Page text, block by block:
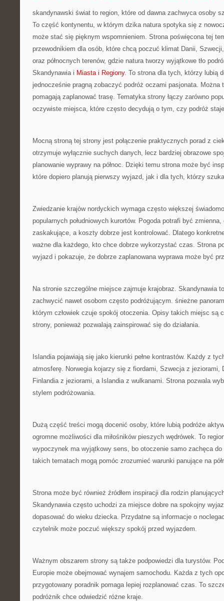
skandynawski świat to region, które od dawna zachwyca osoby
To część kontynentu, w którym dzika natura spotyka się z
może stać się pięknym wspomnieniem. Strona poświęcona tej
przewodnikiem dla osób, które chcą poczuć klimat Danii,
oraz północnych terenów, gdzie natura tworzy wyjątkowe tło
Skandynawia i Miasta i Regiony. To strona dla tych, którzy lubią
jednocześnie pragną zobaczyć podróż oczami pasjonata.
pomagają zaplanować trasę. Tematyka strony łączy zarówno
oczywiste miejsca, które często decydują o tym, czy podróż
Mocną stroną tej strony jest połączenie praktycznych porad z
otrzymuje wyłącznie suchych danych, lecz bardziej obrazowe
planowanie wyprawy na północ. Dzięki temu strona może być
które dopiero planują pierwszy wyjazd, jak i dla tych, którzy
Zwiedzanie krajów nordyckich wymaga często większej
popularnych południowych kurortów. Pogoda potrafi być zmienna,
zaskakujące, a koszty dobrze jest kontrolować. Dlatego
ważne dla każdego, kto chce dobrze wykorzystać czas. Strona
wyjazd i pokazuje, że dobrze zaplanowana wyprawa może być
Na stronie szczególne miejsce zajmuje krajobraz. Skandynawia
zachwycić nawet osobom często podróżującym. śnieżne
którym człowiek czuje spokój otoczenia. Opisy takich miejsc są
strony, ponieważ pozwalają zainspirować się do działania.
Islandia pojawiają się jako kierunki pełne kontrastów. Każdy z
atmosferę. Norwegia kojarzy się z fiordami, Szwecja z jeziorami,
Finlandia z jeziorami, a Islandia z wulkanami. Strona pozwala
stylem podróżowania.
Dużą część treści mogą docenić osoby, które lubią podróże
ogromne możliwości dla miłośników pieszych wędrówek. To
wypoczynek ma wyjątkowy sens, bo otoczenie samo zachęca
takich tematach mogą pomóc zrozumieć warunki panujące na
Strona może być również źródłem inspiracji dla rodzin
Skandynawia często uchodzi za miejsce dobre na spokojny
dopasować do wieku dziecka. Przydatne są informacje o
czytelnik może poczuć większy spokój przed wyjazdem.
Ważnym obszarem strony są także podpowiedzi dla turystów.
Europie może obejmować wynajem samochodu. Każda z tych
przygotowany poradnik pomaga lepiej rozplanować czas. To
podróżnik chce odwiedzić różne kraje.